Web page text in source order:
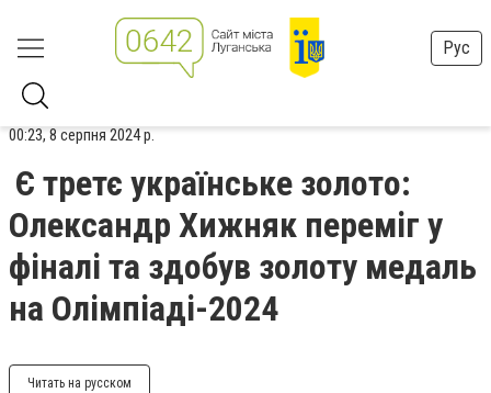
Рус
00:23, 8 серпня 2024 р.
Є третє українське золото:
Олександр Хижняк переміг у
фіналі та здобув золоту медаль
на Олімпіаді-2024
Читать на русском